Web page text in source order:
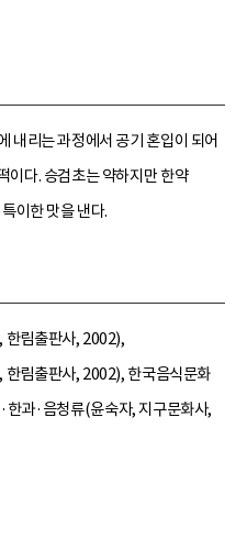
내리는 과정에서 공기 혼입이 되어
이다. 승검초는 약하지만 한약
이한 맛을 낸다.
한림출판사, 2002),
림출판사, 2002), 한국음식문화
과·음청류(윤숙자, 지구문화사,